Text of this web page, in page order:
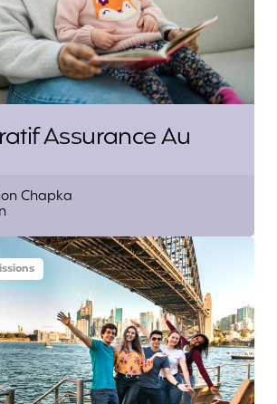
Assurance Au
Chapka